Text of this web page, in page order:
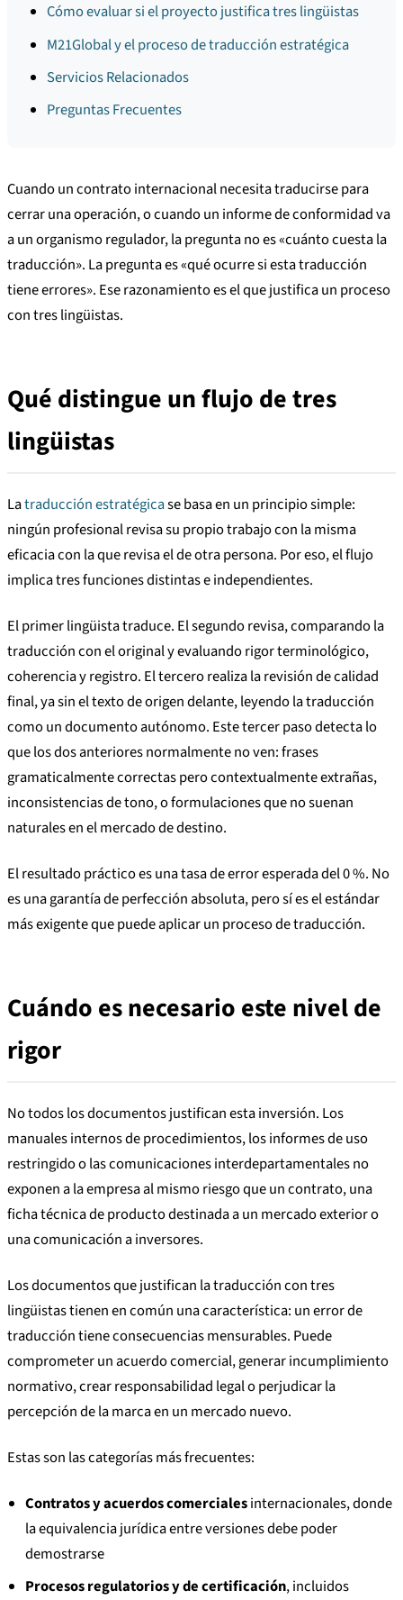
Cómo evaluar si el proyecto justifica tres lingüistas
M21Global y el proceso de traducción estratégica
Servicios Relacionados
Preguntas Frecuentes
Cuando un contrato internacional necesita traducirse para
cerrar una operación, o cuando un informe de conformidad va
a un organismo regulador, la pregunta no es «cuánto cuesta la
traducción». La pregunta es «qué ocurre si esta traducción
tiene errores». Ese razonamiento es el que justifica un proceso
con tres lingüistas.
Qué distingue un flujo de tres
lingüistas
Latraducción estratégicase basa en un principio simple:
ningún profesional revisa su propio trabajo con la misma
eficacia con la que revisa el de otra persona. Por eso, el flujo
implica tres funciones distintas e independientes.
El primer lingüista traduce. El segundo revisa, comparando la
traducción con el original y evaluando rigor terminológico,
coherencia y registro. El tercero realiza la revisión de calidad
final, ya sin el texto de origen delante, leyendo la traducción
como un documento autónomo. Este tercer paso detecta lo
que los dos anteriores normalmente no ven: frases
gramaticalmente correctas pero contextualmente extrañas,
inconsistencias de tono, o formulaciones que no suenan
naturales en el mercado de destino.
El resultado práctico es una tasa de error esperada del 0 %. No
es una garantía de perfección absoluta, pero sí es el estándar
más exigente que puede aplicar un proceso de traducción.
Cuándo es necesario este nivel de
rigor
No todos los documentos justifican esta inversión. Los
manuales internos de procedimientos, los informes de uso
restringido o las comunicaciones interdepartamentales no
exponen a la empresa al mismo riesgo que un contrato, una
ficha técnica de producto destinada a un mercado exterior o
una comunicación a inversores.
Los documentos que justifican la traducción con tres
lingüistas tienen en común una característica: un error de
traducción tiene consecuencias mensurables. Puede
comprometer un acuerdo comercial, generar incumplimiento
normativo, crear responsabilidad legal o perjudicar la
percepción de la marca en un mercado nuevo.
Estas son las categorías más frecuentes:
Contratos y acuerdos comercialesinternacionales, donde
la equivalencia jurídica entre versiones debe poder
demostrarse
Procesos regulatorios y de certificación, incluidos